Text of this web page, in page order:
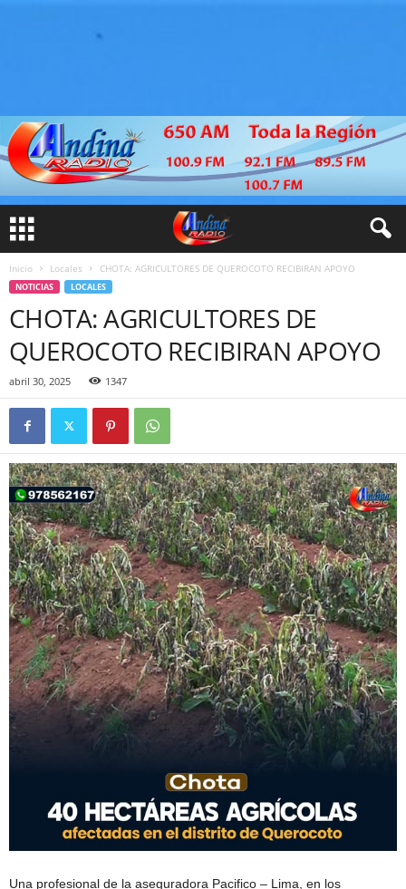
Inicio Locales CHOTA: AGRICULTORES DE QUEROCOTO RECIBIRAN APOYO
NOTICIAS LOCALES
CHOTA: AGRICULTORES DE
QUEROCOTO RECIBIRAN APOYO
abril 30, 2025 1347
Una profesional de la aseguradora Pacifico – Lima, en los